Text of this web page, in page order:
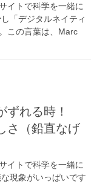
イトで科学を一緒に
「デジタルネイティ
この言葉は、Marc
ずれる時！
さ（鉛直なげ
イトで科学を一緒に
現象がいっぱいです